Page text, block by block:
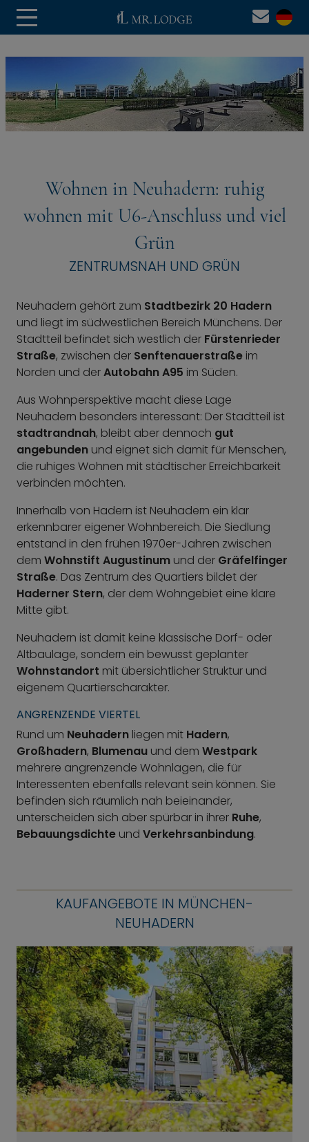
Wohnen in Neuhadern: ruhig
wohnen mit U6-Anschluss und viel
Grün
ZENTRUMSNAH UND GRÜN
Neuhadern gehört zum Stadtbezirk 20 Hadern
und liegt im südwestlichen Bereich Münchens. Der
Stadtteil befindet sich westlich der Fürstenrieder
Straße, zwischen der Senftenauerstraße im
Norden und derAutobahn A95 im Süden.
Aus Wohnperspektive macht diese Lage
Neuhadern besonders interessant: Der Stadtteil ist
stadtrandnah, bleibt aber dennoch gut
angebunden und eignet sich damit für Menschen,
die ruhiges Wohnen mit städtischer Erreichbarkeit
verbinden möchten.
Innerhalb von Hadern ist Neuhadern ein klar
erkennbarer eigener Wohnbereich. Die Siedlung
entstand in den frühen 1970er-Jahren zwischen
dem Wohnstift Augustinum und der Gräfelfinger
Straße. Das Zentrum des Quartiers bildet der
Haderner Stern, der dem Wohngebiet eine klare
Mitte gibt.
Neuhadern ist damit keine klassische Dorf- oder
Altbaulage, sondern ein bewusst geplanter
Wohnstandort mit übersichtlicher Struktur und
eigenem Quartierscharakter.
ANGRENZENDE VIERTEL
Rund um Neuhadern liegen mit Hadern,
Großhadern, Blumenau und dem Westpark
mehrere angrenzende Wohnlagen, die für
Interessenten ebenfalls relevant sein können. Sie
befinden sich räumlich nah beieinander,
unterscheiden sich aber spürbar in ihrer Ruhe,
Bebauungsdichte und Verkehrsanbindung.
KAUFANGEBOTE IN MÜNCHEN-
NEUHADERN